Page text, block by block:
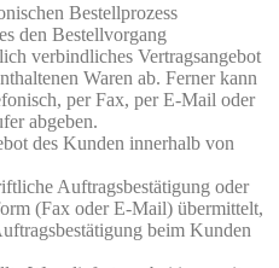
Bestellprozess
den Bestellvorgang
verbindliches Vertragsangebot
Waren ab. Ferner kann
per Fax, per E-Mail oder
abgeben.
des Kunden innerhalb von
Auftragsbestätigung oder
(Fax oder E-Mail) übermittelt,
beim Kunden